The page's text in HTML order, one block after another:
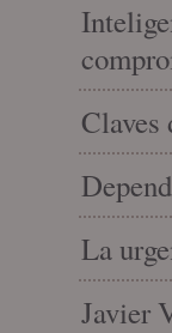
Claves
La
Javier